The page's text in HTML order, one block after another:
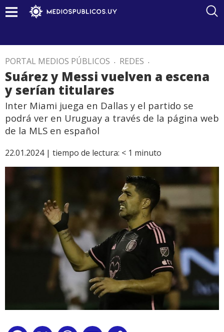
PORTAL MEDIOS PÚBLICOS . REDES .
Suárez y Messi vuelven a escena
y serían titulares
Inter Miami juega en Dallas y el partido se
podrá ver en Uruguay a través de la página web
de la MLS en español
22.01.2024 | tiempo de lectura: < 1 minuto